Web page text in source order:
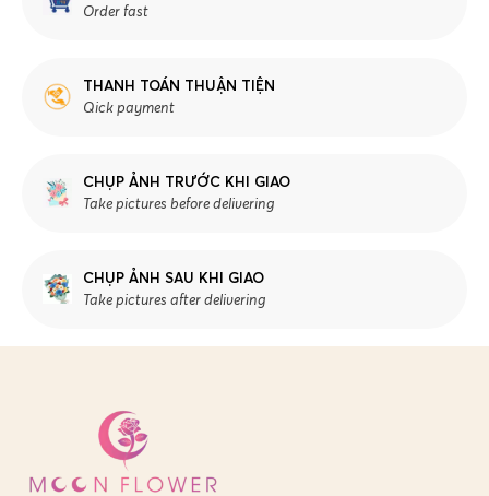
Order fast
THANH TOÁN THUẬN TIỆN
Qick payment
CHỤP ẢNH TRƯỚC KHI GIAO
Take pictures before delivering
CHỤP ẢNH SAU KHI GIAO
Take pictures after delivering